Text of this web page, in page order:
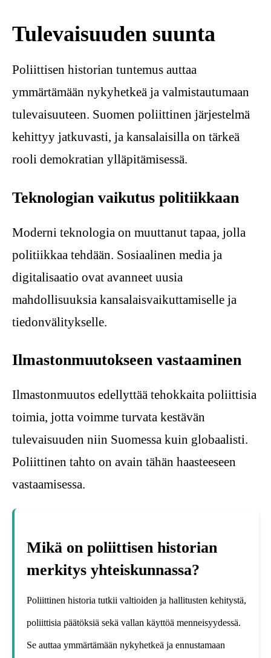
Tulevaisuuden suunta
Poliittisen historian tuntemus auttaa
ymmärtämään nykyhetkeä ja valmistautumaan
tulevaisuuteen. Suomen poliittinen järjestelmä
kehittyy jatkuvasti, ja kansalaisilla on tärkeä
rooli demokratian ylläpitämisessä.
Teknologian vaikutus politiikkaan
Moderni teknologia on muuttanut tapaa, jolla
politiikkaa tehdään. Sosiaalinen media ja
digitalisaatio ovat avanneet uusia
mahdollisuuksia kansalaisvaikuttamiselle ja
tiedonvälitykselle.
Ilmastonmuutokseen vastaaminen
Ilmastonmuutos edellyttää tehokkaita poliittisia
toimia, jotta voimme turvata kestävän
tulevaisuuden niin Suomessa kuin globaalisti.
Poliittinen tahto on avain tähän haasteeseen
vastaamisessa.
Mikä on poliittisen historian
merkitys yhteiskunnassa?
Poliittinen historia tutkii valtioiden ja hallitusten kehitystä,
poliittisia päätöksiä sekä vallan käyttöä menneisyydessä.
Se auttaa ymmärtämään nykyhetkeä ja ennustamaan